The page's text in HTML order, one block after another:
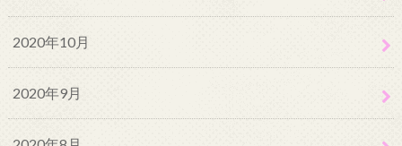
2020年10月
2020年9月